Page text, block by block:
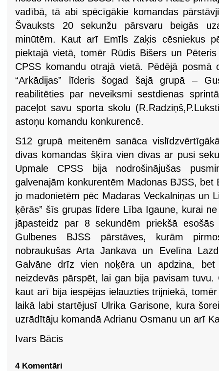
vadībā, tā abi spēcīgākie komandas
Švauksts 20 sekunžu pārsvaru beigās
minūtēm. Kaut arī Emīls Zaķis cēsniekus
piektajā vietā, tomēr Rūdis Bišers un
CPSS komandu otrajā vietā. Pēdējā posmā
“Arkādijas” līderis šogad šajā grupā –
reabilitēties par neveiksmi sestdienas
paceļot savu sporta skolu
astoņu komandu konkurencē.
S12 grupā meitenēm sanāca
divas komandas šķīra vien divas ar pusi
Upmale CPSS bija nodrošinājušas
galvenajām konkurentēm Madonas BJSS, bet
jo madonietēm pēc Madaras Veckalniņas un
ķērās” šīs grupas līdere Lība Igaune, kurai
jāpasteidz par 8 sekundēm priekšā
Gulbenes BJSS pārstāves, kurām
nobraukušas Arta Jankava un Evelīna
Galvāne drīz vien noķēra un apdzina,
neizdevās pārspēt, lai gan bija pavisam tuvu.
kaut arī bija iespējas ielauzties trijniekā,
laikā labi startējusī Ulrika Garisone, kura
uzrādītāju komandā Adrianu Osmanu un arī
Ivars Bācis
4 Komentāri